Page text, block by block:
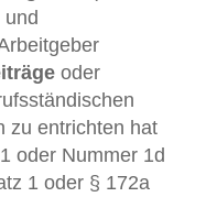
und
oder
zu entrichten hat
oder Nummer 1d
1 oder § 172a